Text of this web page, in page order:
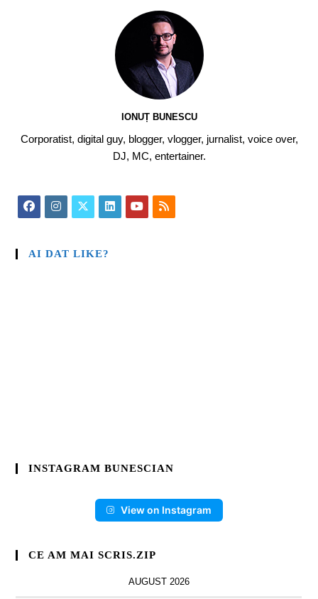
IONUȚ BUNESCU
Corporatist, digital guy, blogger, vlogger, jurnalist, voice over,
DJ, MC, entertainer.
AI DAT LIKE?
INSTAGRAM BUNESCIAN
View on Instagram
CE AM MAI SCRIS.ZIP
AUGUST 2026